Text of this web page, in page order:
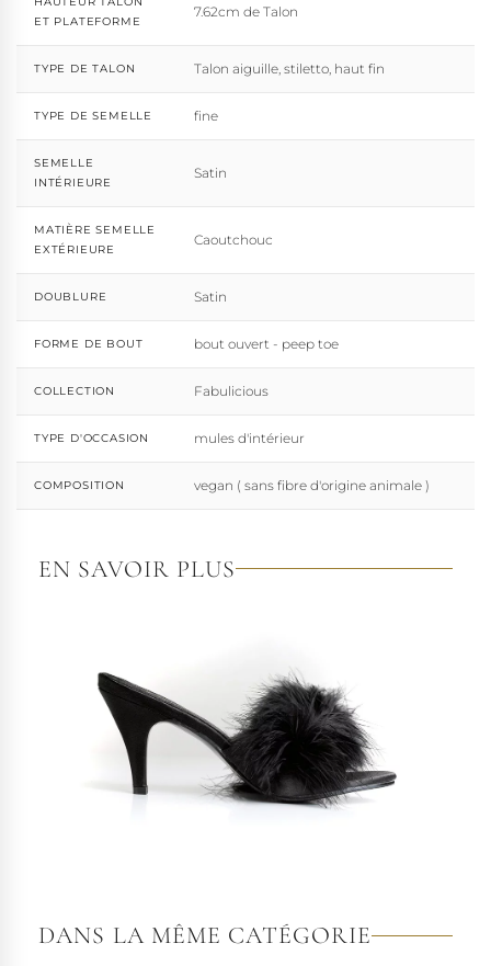
ET PLATEFORME
7.62cm de Talon
TYPE DE TALON Talon aiguille, stiletto, haut fin
TYPE DE SEMELLE fine
SEMELLE
INTÉRIEURE
Satin
MATIÈRE SEMELLE
EXTÉRIEURE
Caoutchouc
DOUBLURE Satin
FORME DE BOUT bout ouvert - peep toe
COLLECTION Fabulicious
TYPE D'OCCASION mules d'intérieur
COMPOSITION vegan ( sans fibre d'origine animale )
EN SAVOIR PLUS
DANS LA MÊME CATÉGORIE